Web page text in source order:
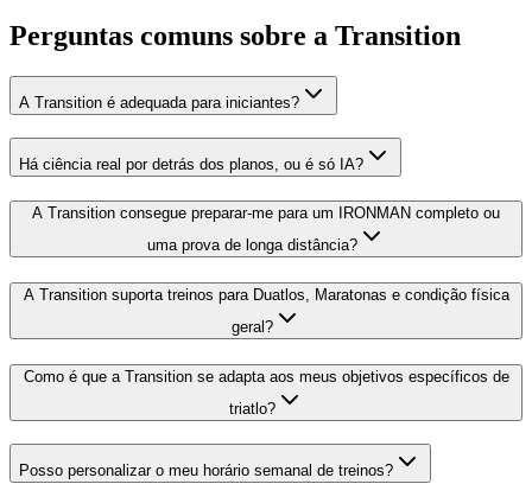
Perguntas comuns sobre a Transition
A Transition é adequada para iniciantes?
Há ciência real por detrás dos planos, ou é só IA?
A Transition consegue preparar-me para um IRONMAN completo ou
uma prova de longa distância?
A Transition suporta treinos para Duatlos, Maratonas e condição física
geral?
Como é que a Transition se adapta aos meus objetivos específicos de
triatlo?
Posso personalizar o meu horário semanal de treinos?